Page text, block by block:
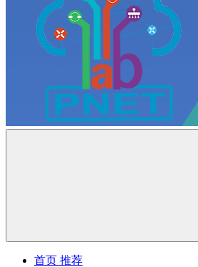
首页 推荐